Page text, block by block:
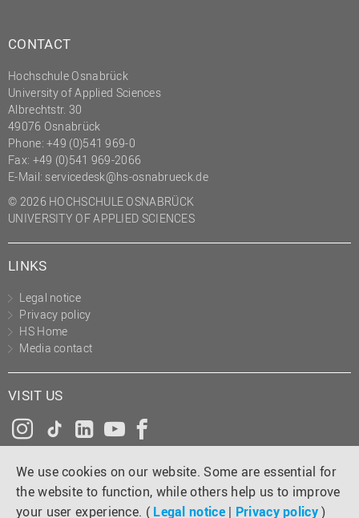
We use cookies on our website. Some are essential for
the website to function, while others help us to improve
your user experience. ( Legal notice | Privacy policy)
Personalrat
Präsidialbüro
Professional School
Projekte des Präsidiums
Projektmanagement Office
(PMO)
Prozessmanagement
Recht
Studium und Lehre
Transfer- und
Innovationsmanagement
CONTACT
Hochschule Osnabrück
University of Applied Sciences
Albrechtstr. 30
49076 Osnabrück
Phone: +49 (0)541 969-0
Fax: +49 (0)541 969-2066
E-Mail: servicedesk@hs-osnabrueck.de
© 2026 HOCHSCHULE OSNABRÜCK
UNIVERSITY OF APPLIED SCIENCES
LINKS
Legal notice
Privacy policy
HS Home
Media contact
VISIT US
Instagram
Tiktok
LinkedInYouTube